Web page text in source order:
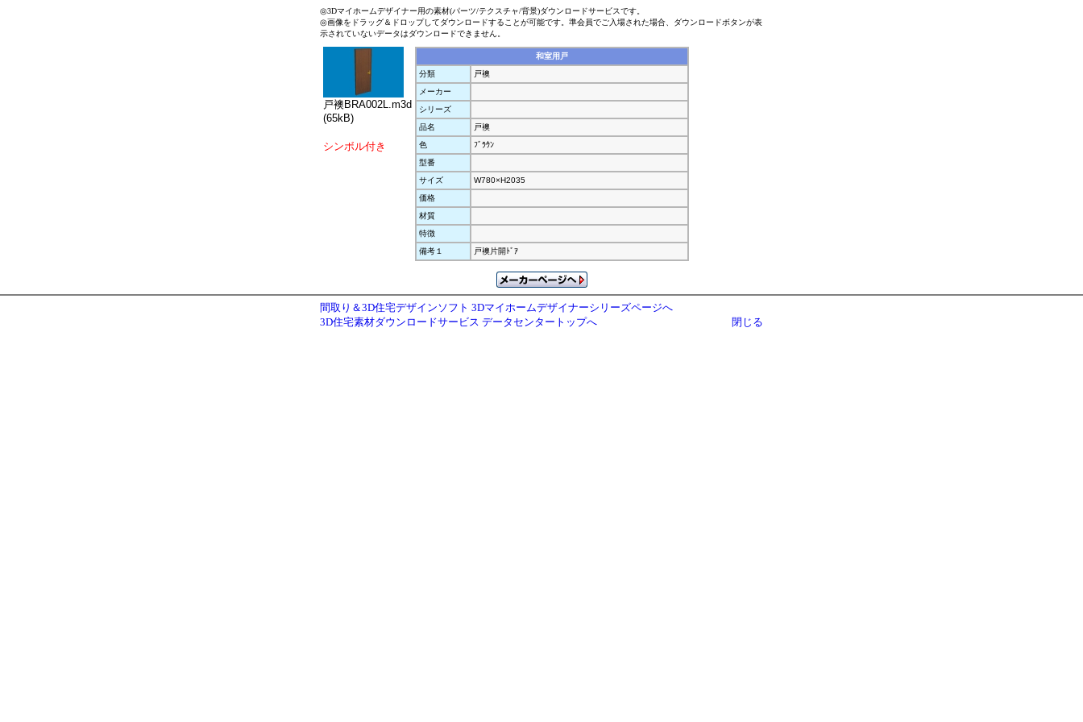
◎3Dマイホームデザイナー用の素材(パーツ/テクスチャ/背景)ダウンロードサービスです。
◎画像をドラッグ＆ドロップしてダウンロードすることが可能です。準会員でご入場された場合、ダウンロードボタンが表
示されていないデータはダウンロードできません。
戸襖BRA002L.m3d
(65kB)
シンボル付き
和室用戸
分類
戸襖
メーカー
シリーズ
品名
戸襖
色
ﾌﾞﾗｳﾝ
型番
サイズ
W780×H2035
価格
材質
特徴
備考１
戸襖片開ﾄﾞｱ
間取り＆3D住宅デザインソフト 3Dマイホームデザイナーシリーズページへ
3D住宅素材ダウンロードサービス データセンタートップへ
閉じる